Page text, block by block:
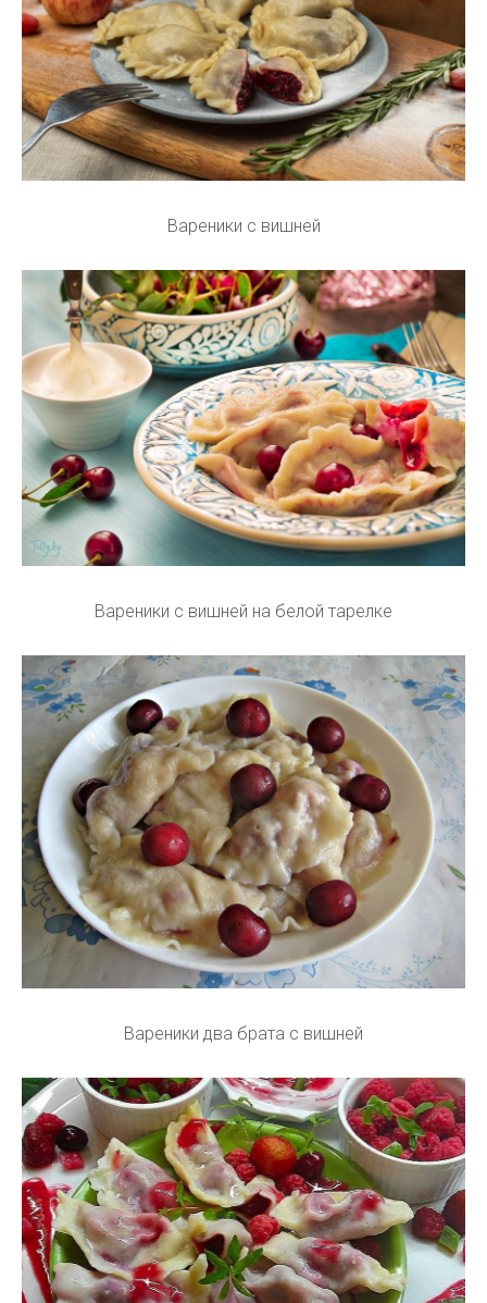
Вареники с вишней
Вареники с вишней на белой тарелке
Вареники два брата с вишней